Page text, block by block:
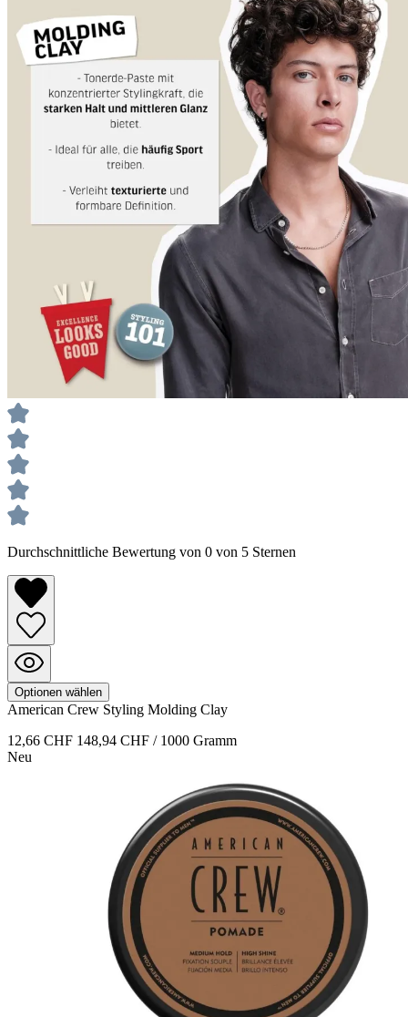
Durchschnittliche Bewertung von 0 von 5 Sternen
Optionen wählen
American Crew Styling Molding Clay
12,66 CHF 148,94 CHF / 1000 Gramm
Neu